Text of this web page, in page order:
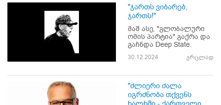
"ჯართს ვიბარებ,
ჯართს!"
მაშ ასე, "გლობალური
ომის პარტია" გაქრა და
გაჩნდა Deep State.
30.12.2024 ვრცლად
"ძლიერი ძალა
იგრძნობა თქვენს